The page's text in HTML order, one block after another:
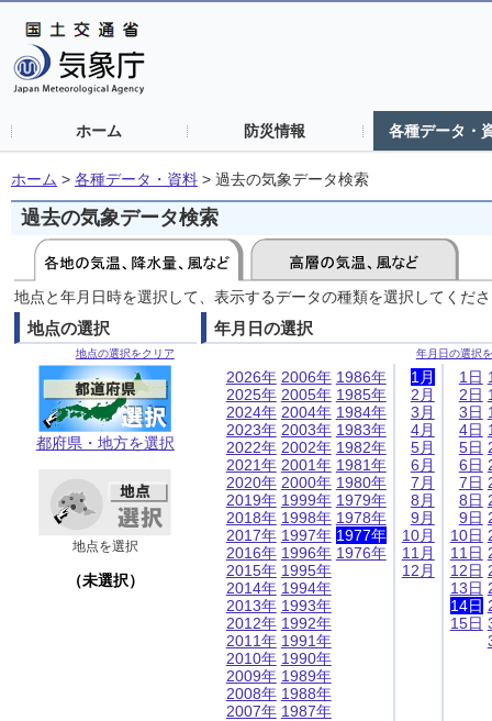
ホーム 防災情報 各種データ・
ホーム > 各種データ・資料 > 過去の気象データ検索
過去の気象データ検索
地点と年月日時を選択して、表示するデータの種類を選択してくだ
地点の選択
地点の選択をクリア
都府県・地方を選択
地点を選択
（未選択）
年月日の選択
年月日の選択
2026年
2025年
2024年
2023年
2022年
2021年
2020年
2019年
2018年
2017年
2016年
2015年
2014年
2013年
2012年
2011年
2010年
2009年
2008年
2007年
2006年
2005年
2004年
2003年
2002年
2001年
2000年
1999年
1998年
1997年
1996年
1995年
1994年
1993年
1992年
1991年
1990年
1989年
1988年
1987年
1986年
1985年
1984年
1983年
1982年
1981年
1980年
1979年
1978年
1977年
1976年
1月
2月
3月
4月
5月
6月
7月
8月
9月
10月
11月
12月
1日
2日
3日
4日
5日
6日
7日
8日
9日
10日
11日
12日
13日
14日
15日